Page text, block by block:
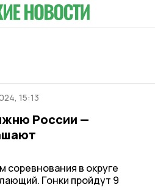
15:13
России —
соревнования в округе
Гонки пройдут 9